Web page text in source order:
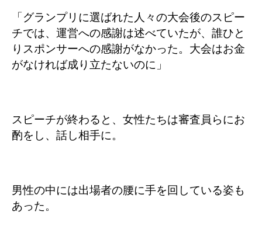
「グランプリに選ばれた人々の大会後のスピー
チでは、運営への感謝は述べていたが、誰ひと
りスポンサーへの感謝がなかった。大会はお金
がなければ成り立たないのに」
スピーチが終わると、女性たちは審査員らにお
酌をし、話し相手に。
男性の中には出場者の腰に手を回している姿も
あった。